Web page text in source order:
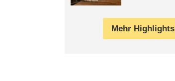
Mehr Highlights